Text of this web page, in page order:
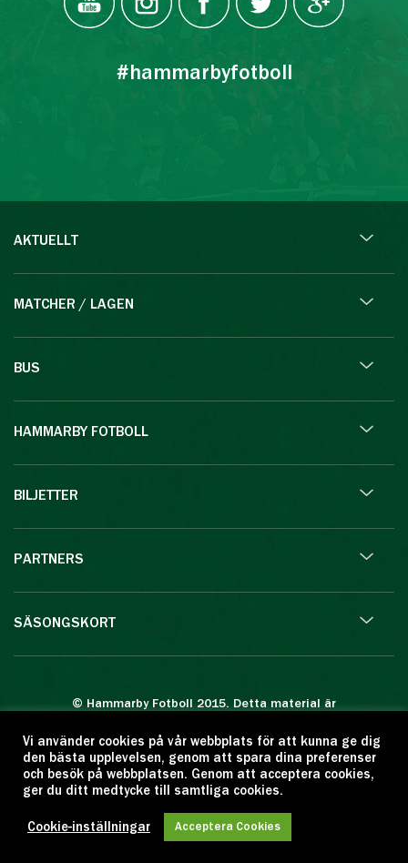
#hammarbyfotboll
AKTUELLT
MATCHER / LAGEN
BUS
HAMMARBY FOTBOLL
BILJETTER
PARTNERS
SÄSONGSKORT
© Hammarby Fotboll 2015. Detta material är
Eftertryck eller annan kopiering är förbjuden.
Citera oss gärna men ange källan:
www.hammarbyfotboll.se. Ansvarig utgivare:
Love Gustafsson.
Vi använder cookies på vår webbplats för att kunna ge dig
den bästa upplevelsen, genom att spara dina preferenser
och besök på webbplatsen. Genom att acceptera cookies,
ger du ditt medtycke till samtliga cookies.
Cookie-inställningar Acceptera Cookies